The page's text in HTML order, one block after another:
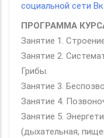
социальной сети
ПРОГРАММА
Занятие 1.
Занятие 2.
Грибы.
Занятие 3.
Занятие 4.
Занятие 5.
(дыхательная,